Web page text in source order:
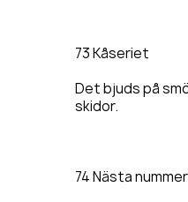
73 Kåseriet
Det bjuds på
skidor.
74 Nästa nummer